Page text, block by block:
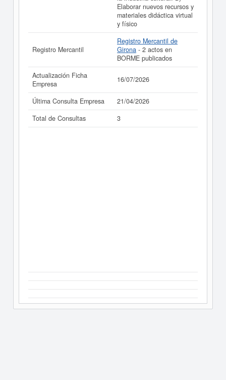
Elaborar nuevos recursos y
materiales didáctica virtual
y físico
Registro Mercantil
Registro Mercantil de
Girona - 2 actos en
BORME publicados
Actualización Ficha
Empresa
16/07/2026
Última Consulta Empresa
21/04/2026
Total de Consultas
3